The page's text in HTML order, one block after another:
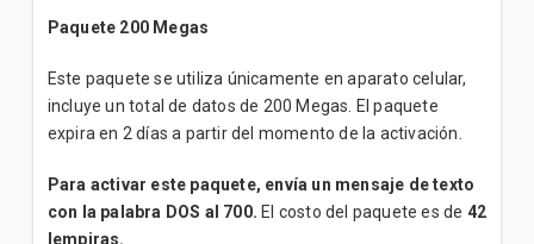
Paquete 200 Megas
Este paquete se utiliza únicamente en aparato celular,
incluye un total de datos de 200 Megas. El paquete
expira en 2 días a partir del momento de la activación.
Para activar este paquete, envía un mensaje de texto
con la palabra DOS al 700. El costo del paquete es de 42
lempiras.